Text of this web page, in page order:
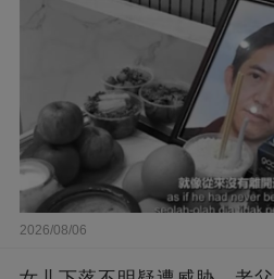
2026/08/06